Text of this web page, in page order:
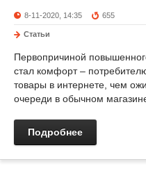
8-11-2020, 14:35 655
Статьи
Первопричиной
стал комфорт –
товары в интернете, чем
очереди в обычном
Подробнее